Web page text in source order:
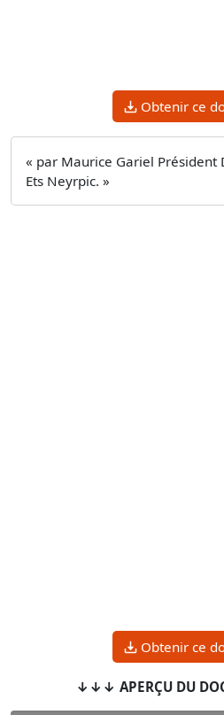
Obtenir ce
« par Maurice Gariel Président
Ets Neyrpic. »
Obtenir ce
↓↓↓ APERÇU DU